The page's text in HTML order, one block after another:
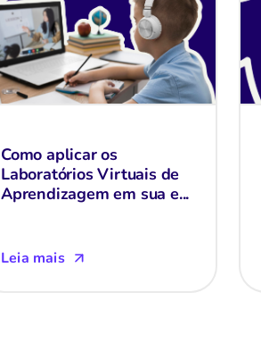
Como aplicar os
Laboratórios Virtuais de
Aprendizagem em sua e...
Leia mais